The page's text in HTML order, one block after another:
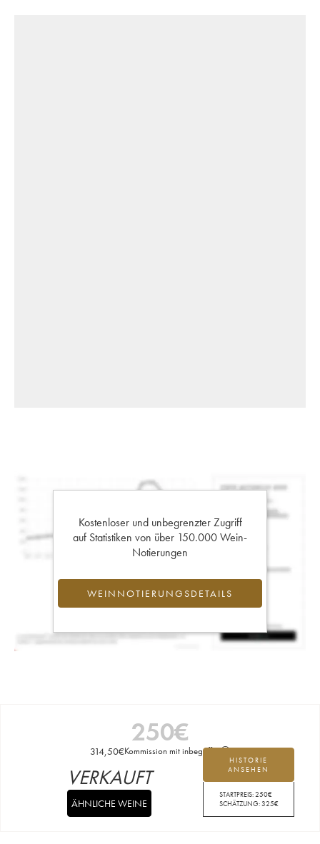
Kostenloser und unbegrenzter Zugriff
auf Statistiken von über 150.000 Wein-
Notierungen
WEINNOTIERUNGSDETAILS
250€
314,50€Kommission mit inbegriffen
HISTORIE
ANSEHEN
STARTPREIS:250€
SCHÄTZUNG:325€
VERKAUFT
ÄHNLICHE WEINE